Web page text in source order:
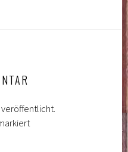
veröffentlicht.